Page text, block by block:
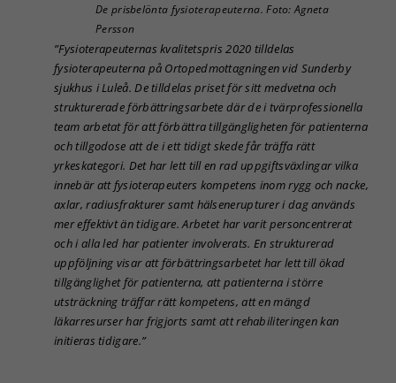
De prisbelönta fysioterapeuterna. Foto: Agneta
Persson
”Fysioterapeuternas kvalitetspris 2020 tilldelas
fysioterapeuterna på Ortopedmottagningen vid Sunderby
sjukhus i Luleå. De tilldelas priset för sitt medvetna och
strukturerade förbättringsarbete där de i tvärprofessionella
team arbetat för att förbättra tillgängligheten för patienterna
och tillgodose att de i ett tidigt skede får träffa rätt
yrkeskategori. Det har lett till en rad uppgiftsväxlingar vilka
innebär att fysioterapeuters kompetens inom rygg och nacke,
axlar, radiusfrakturer samt hälsenerupturer i dag används
mer effektivt än tidigare. Arbetet har varit personcentrerat
och i alla led har patienter involverats. En strukturerad
uppföljning visar att förbättringsarbetet har lett till ökad
tillgänglighet för patienterna, att patienterna i större
utsträckning träffar rätt kompetens, att en mängd
läkarresurser har frigjorts samt att rehabiliteringen kan
initieras tidigare.”